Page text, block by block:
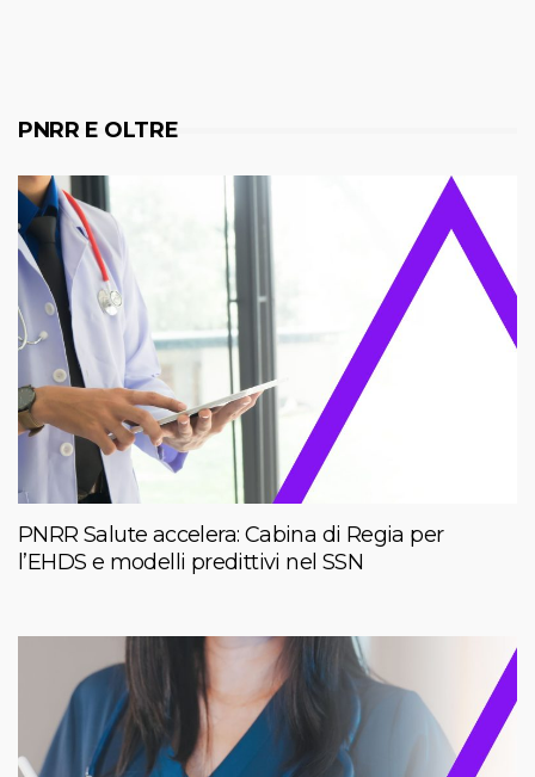
PNRR E OLTRE
PNRR Salute accelera: Cabina di Regia per
l’EHDS e modelli predittivi nel SSN